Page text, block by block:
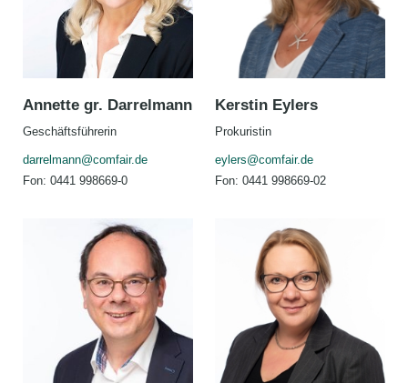
Annette gr. Darrelmann
Geschäftsführerin
darrelmann@comfair.de
Fon: 0441 998669-0
Kerstin Eylers
Prokuristin
eylers@comfair.de
Fon: 0441 998669-02